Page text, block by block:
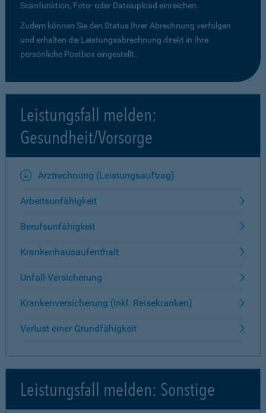
Scanfunktion, Foto- oder Dateiupload einreichen.
Zudem können Sie den Status Ihrer Abrechnung verfolgen
und erhalten die Leistungsabrechnung direkt in Ihre
persönliche Postbox eingestellt.
Leistungsfall melden:
Gesundheit/Vorsorge
Arztrechnung (Leistungsauftrag)
Arbeitsunfähigkeit
Berufsunfähigkeit
Krankenhausaufenthalt
Unfall-Versicherung
Krankenversicherung (inkl. Reisekranken)
Verlust einer Grundfähigkeit
Leistungsfall melden: Sonstige